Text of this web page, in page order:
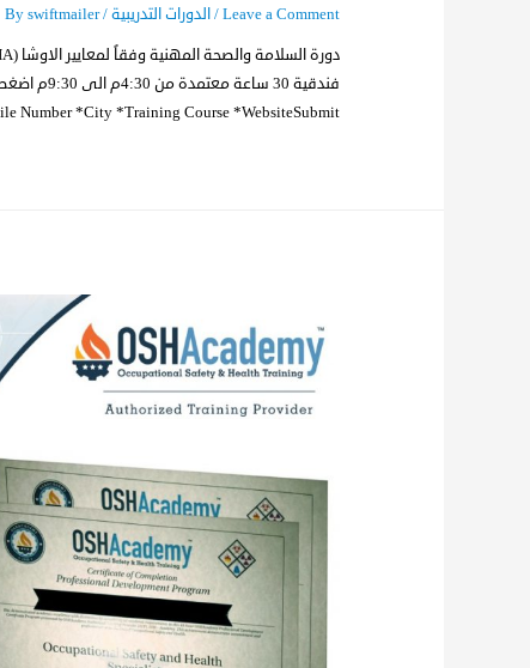
Leave a Comment
/الدورات التدريبية/ By
swiftmailer
Number *City *Training Course *WebsiteSubmit